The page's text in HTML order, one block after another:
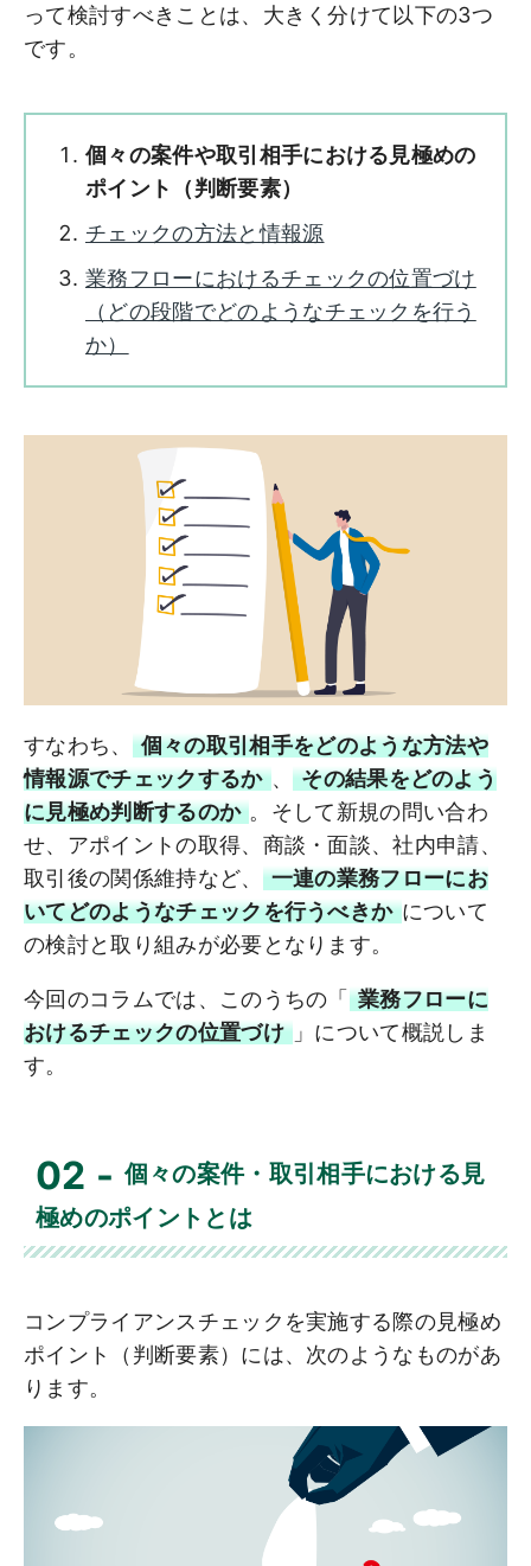
って検討すべきことは、大きく分けて以下の3つ
です。
個々の案件や取引相手における見極めの
ポイント（判断要素）
チェックの方法と情報源
業務フローにおけるチェックの位置づけ
（どの段階でどのようなチェックを行う
か）
すなわち、
個々の取引相手をどのような方法や
情報源でチェックするか 、 その結果をどのよう
に見極め判断するのか 。そして新規の問い合わ
せ、アポイントの取得、商談・面談、社内申請、
取引後の関係維持など、
一連の業務フローにお
いてどのようなチェックを行うべきか について
の検討と取り組みが必要となります。
今回のコラムでは、このうちの「
業務フローに
おけるチェックの位置づけ
」について概説しま
す。
02
個々の案件・取引相手における見
極めのポイントとは
コンプライアンスチェックを実施する際の見極め
ポイント（判断要素）には、次のようなものがあ
ります。